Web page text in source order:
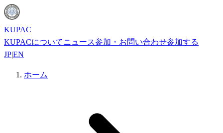
KUPAC
KUPACについてニュース参加・お問い合わせ参加する
JP|EN
ホーム